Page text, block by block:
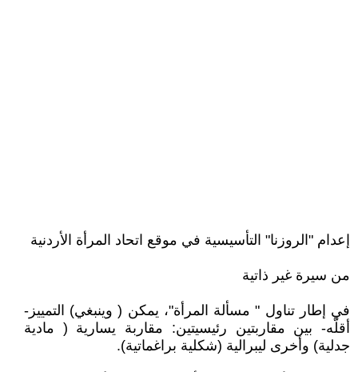
إعدام "الروزنا" التأسيسية في موقع اتحاد المرأة الأردنية
من سيرة غير ذاتية
في إطار تناول " مسألة المرأة"، يمكن ( وينبغي) التمييز-
أقلّه- بين مقاربتين رئيسيتين: مقاربة يسارية ( مادية
جدلية) وأخرى ليبرالية (شكلية براغماتية).